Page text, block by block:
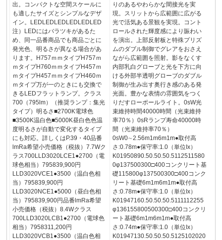
出。コンパクトな空間スケールに
も適したサイズとシンプルなデザ
イン。LEDLEDLEDLEDLEDLED
注）LEDにはバラツキがあるた
め、同一品番商品でも商品ごとに
発光色、明るさが異なる場合があ
ります。H757ｍｍタイプH757ｍ
ｍタイプH760ｍｍタイプH457ｍ
ｍタイプH457ｍｍタイプH460ｍ
ｍタイプ万が一のときにも交換で
きるLEDフラットランプ。クラス
700（795lm）（推奨ランプ：集光
タイプ）明るさ■2700K電球色
■3500K温白色■5000K昼白色色温
度明るさが自動で変化するタイプ
にも対応。詳しくはP.39・40品番
lmRa希望小売価格（税抜）7.7Wク
ラス700LLD3020LCE1●2700（電
球色相当）795839,900円
LLD3020VCE1●3500（温白色相
当）795839,900円
LLD3020NCE1●5000（昼白色相
当）795839,900円品番lmRa希望
小売価格（税抜）8.4Wクラス
700LLD3020LCB1●2700（電球色
相当）7958311,200円
LLD3020VCB1●3500（温白色相
りのあるやわらかな間接光を実
現。スリットから広範囲に広がる
光で活気ある景観を実現。コント
ロールされた輝度感により賑わい
を演出。上部反射板と特殊プリズ
ムのダブル制御でグレアをおさえ
ながら広範囲を照射。影をなくす
内部乳白グローブと光を下方に向
ける外部半透明グローブのダブル
制御が生み出す奥行き感のある発
光面。豊かな表情の雰囲気をつく
りだすローポールライト。0sW光
束維持時間40000時間（光束維持
率70％）0sRランプ寿命40000時
間（光束維持率70％）
0sW0∼2.56m1m6m1m●取付高
さ:0.78m●保守率:1.0（単位Ix）
K01950890.50.50.50.5112511580
0φ137500300□400コンクリート基
礎115800φ137500300□400コンク
リート基礎6m1m6m1m●取付高
さ:0.78m●保守率:1.0（単位Ix）
K01947160.50.50.50.5111112255
φ136155800500300□400コンクリ
ート基礎6m1m6m1m●取付高
さ:0.74m●保守率:1.0（単位Ix）
K01947130.50.50.50.5125102020